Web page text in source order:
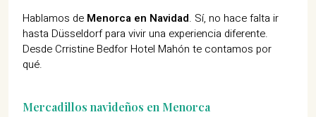
Hablamos de Menorca en Navidad. Sí, no hace falta ir
hasta Düsseldorf para vivir una experiencia diferente.
Desde Crristine Bedfor Hotel Mahón te contamos por
qué.
Mercadillos navideños en Menorca